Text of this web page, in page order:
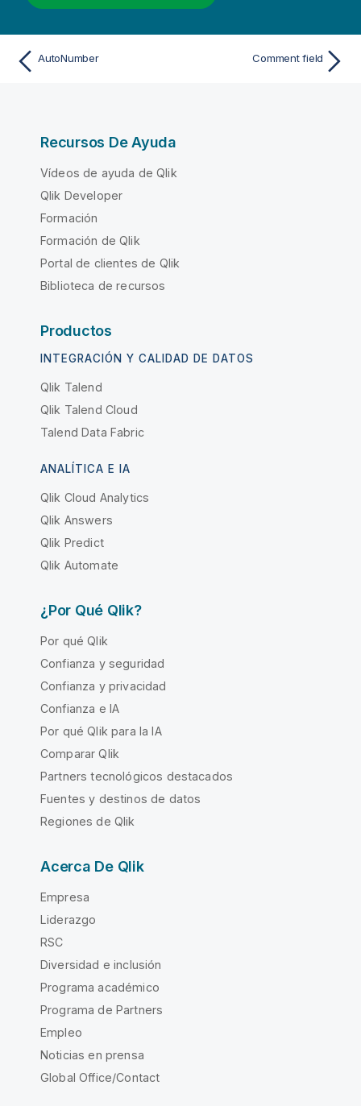
AutoNumber Comment field
Recursos De Ayuda
Vídeos de ayuda de Qlik
Qlik Developer
Formación
Formación de Qlik
Portal de clientes de Qlik
Biblioteca de recursos
Productos
INTEGRACIÓN Y CALIDAD DE DATOS
Qlik Talend
Qlik Talend Cloud
Talend Data Fabric
ANALÍTICA E IA
Qlik Cloud Analytics
Qlik Answers
Qlik Predict
Qlik Automate
¿Por Qué Qlik?
Por qué Qlik
Confianza y seguridad
Confianza y privacidad
Confianza e IA
Por qué Qlik para la IA
Comparar Qlik
Partners tecnológicos destacados
Fuentes y destinos de datos
Regiones de Qlik
Acerca De Qlik
Empresa
Liderazgo
RSC
Diversidad e inclusión
Programa académico
Programa de Partners
Empleo
Noticias en prensa
Global Office/Contact